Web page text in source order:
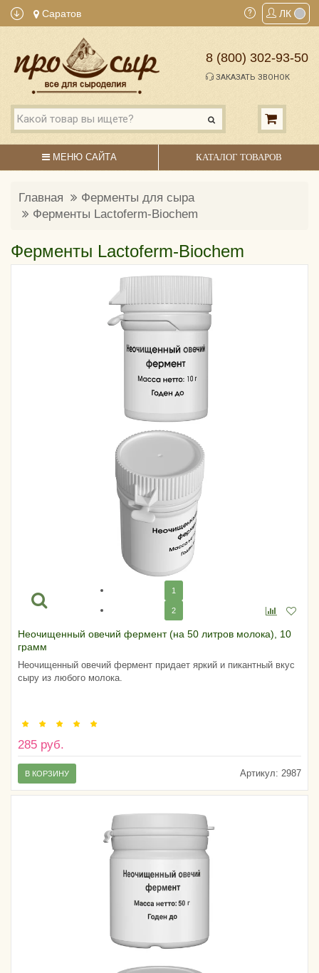
Саратов ЛК
8 (800) 302-93-50
ЗАКАЗАТЬ ЗВОНОК
МЕНЮ САЙТА КАТАЛОГ ТОВАРОВ
Главная
Ферменты для сыра
Ферменты Lactoferm-Biochem
Ферменты Lactoferm-Biochem
1
2
Неочищенный овечий фермент (на 50 литров молока), 10
грамм
Неочищенный овечий фермент придает яркий и пикантный вкус
сыру из любого молока.
285 руб.
Артикул: 2987
В КОРЗИНУ